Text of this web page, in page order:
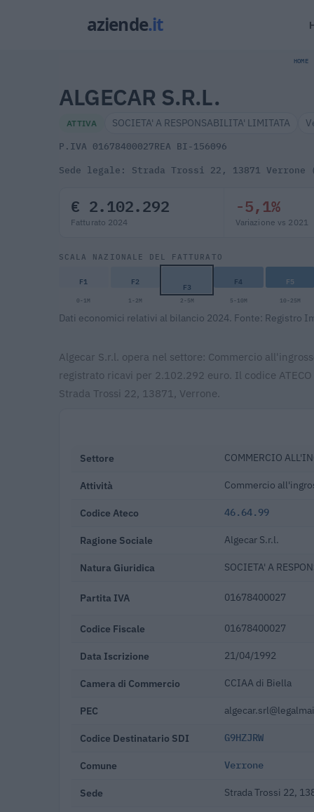
HOME
ALGECAR S.R.L.
ATTIVA SOCIETA' A RESPONSABILITA' LIMITATA
P.IVA 01678400027REA BI-156096
Sede legale: Strada Trossi 22, 13871 Verrone
€ 2.102.292
Fatturato 2024
-5,1%
Variazione vs 2021
SCALA NAZIONALE DEL FATTURATO
F1 F2 F3 F4 F5
0-1M 1-2M 2-5M 5-10M 10-25M
Dati economici relativi al bilancio 2024. Fonte: Registro
Algecar S.r.l. opera nel settore: Commercio
registrato ricavi per 2.102.292 euro. Il codice
Strada Trossi 22, 13871, Verrone.
Settore COMMERCIO
Attività Commercio
Codice Ateco 46.64.99
Ragione Sociale Algecar S.r.l.
Natura Giuridica SOCIETA' A
Partita IVA 01678400027
Codice Fiscale 01678400027
Data Iscrizione 21/04/1992
Camera di Commercio CCIAA di Biella
PEC
Codice Destinatario SDI G9HZJRW
Comune Verrone
Sede Strada Trossi 22,